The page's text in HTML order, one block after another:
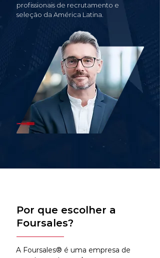
profissionais de recrutamento e
seleção da América Latina.
Por que escolher a
Foursales?
A Foursales® é uma empresa de